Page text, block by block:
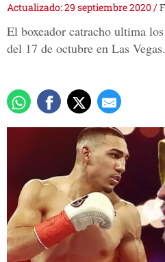
Actualizado: 29 septiembre 2020/
El boxeador catracho ultima
del 17 de octubre en Las Vegas.